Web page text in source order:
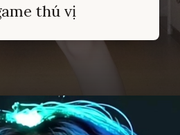
thú vị
meo-simmy